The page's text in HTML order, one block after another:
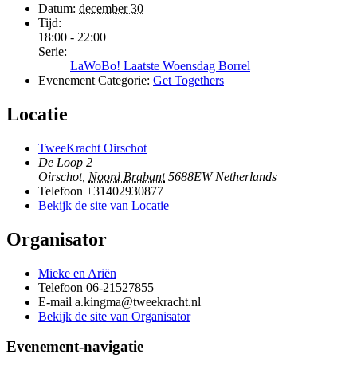
Datum: december 30
Tijd:
18:00 - 22:00
Serie:
LaWoBo! Laatste Woensdag Borrel
Evenement Categorie: Get Togethers
Locatie
TweeKracht Oirschot
De Loop 2
Oirschot, Noord Brabant 5688EW Netherlands
Telefoon +31402930877
Bekijk de site van Locatie
Organisator
Mieke en Ariën
Telefoon 06-21527855
E-mail a.kingma@tweekracht.nl
Bekijk de site van Organisator
Evenement-navigatie